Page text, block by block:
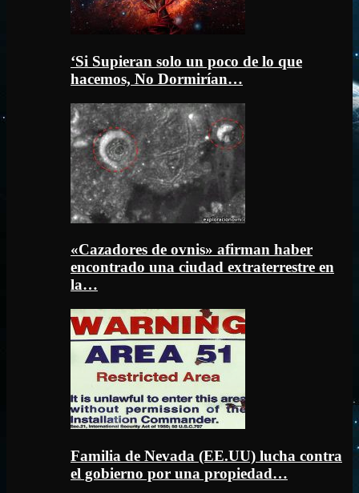
‘Si Supieran solo un poco de lo que
hacemos, No Dormirían…
«Cazadores de ovnis» afirman haber
encontrado una ciudad extraterrestre en
la…
Familia de Nevada (EE.UU) lucha contra
el gobierno por una propiedad…